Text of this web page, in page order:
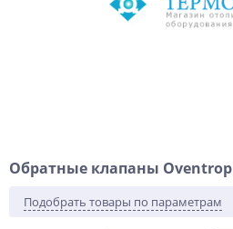
Обратные клапаны Oventrop
Подобрать товары по параметрам